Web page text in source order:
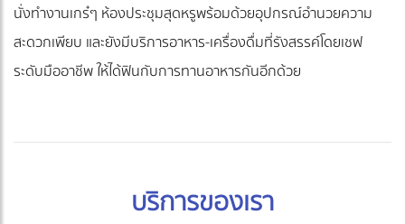
นั่งทำงานเกร๋ๆ ห้องประชุมสุดหรูพร้อมด้วยอุปกรณ์อำนวยความ
สะดวกเพียบ และยังมีบริการอาหาร-เครื่องดื่มที่รังสรรค์โดยเชฟ
ระดับมืออาชีพ ให้ได้ฟินกับการทานอาหารกันอีกด้วย
บริการของเรา